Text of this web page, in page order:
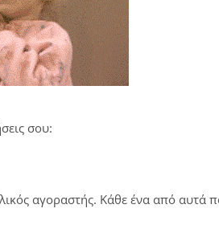
σου:
αγοραστής. Κάθε ένα από αυτά